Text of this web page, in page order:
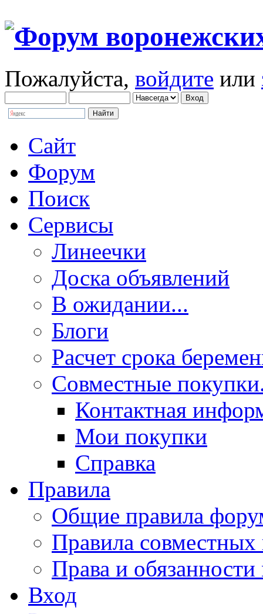
Пожалуйста, войдите или
Сайт
Форум
Поиск
Сервисы
Линеечки
Доска объявлений
В ожидании...
Блоги
Расчет срока
Совместные
Контактная
Мои покупки
Справка
Правила
Общие правила
Правила совместных
Права и
Вход